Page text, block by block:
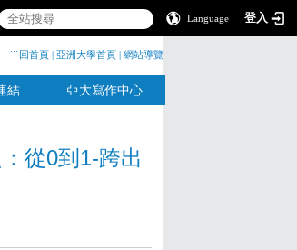
Language 登入
::: 回首頁 | 亞洲大學首頁 | 網站導覽
結 亞大寫作中心
從0到1-跨出